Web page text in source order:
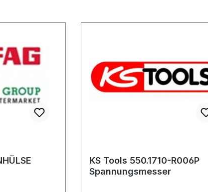
KS Tools 550.1710-R006P
Spannungsmesser